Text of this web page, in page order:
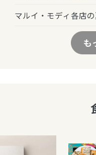
マルイ・モディ各店
も